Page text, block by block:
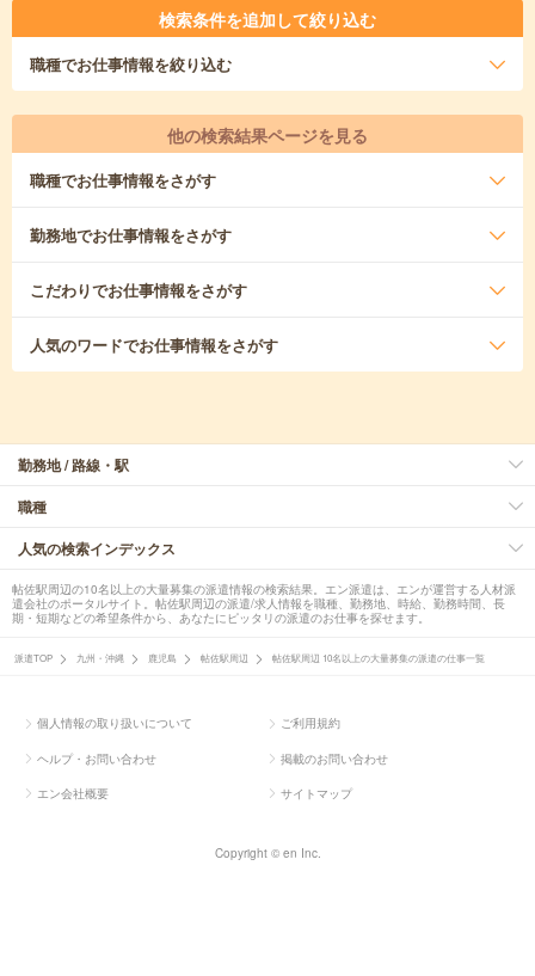
検索条件を追加して絞り込む
職種でお仕事情報を絞り込む
他の検索結果ページを見る
職種でお仕事情報をさがす
勤務地でお仕事情報をさがす
こだわりでお仕事情報をさがす
人気のワードでお仕事情報をさがす
勤務地 / 路線・駅
職種
人気の検索インデックス
帖佐駅周辺の10名以上の大量募集の派遣情報の検索結果。エン派遣は、エンが運営する人材派
遣会社のポータルサイト。帖佐駅周辺の派遣/求人情報を職種、勤務地、時給、勤務時間、長
期・短期などの希望条件から、あなたにピッタリの派遣のお仕事を探せます。
派遣TOP 九州・沖縄 鹿児島 帖佐駅周辺 帖佐駅周辺 10名以上の大量募集の派遣の仕事一覧
個人情報の取り扱いについて ご利用規約
ヘルプ・お問い合わせ 掲載のお問い合わせ
エン会社概要 サイトマップ
Copyright © en Inc.